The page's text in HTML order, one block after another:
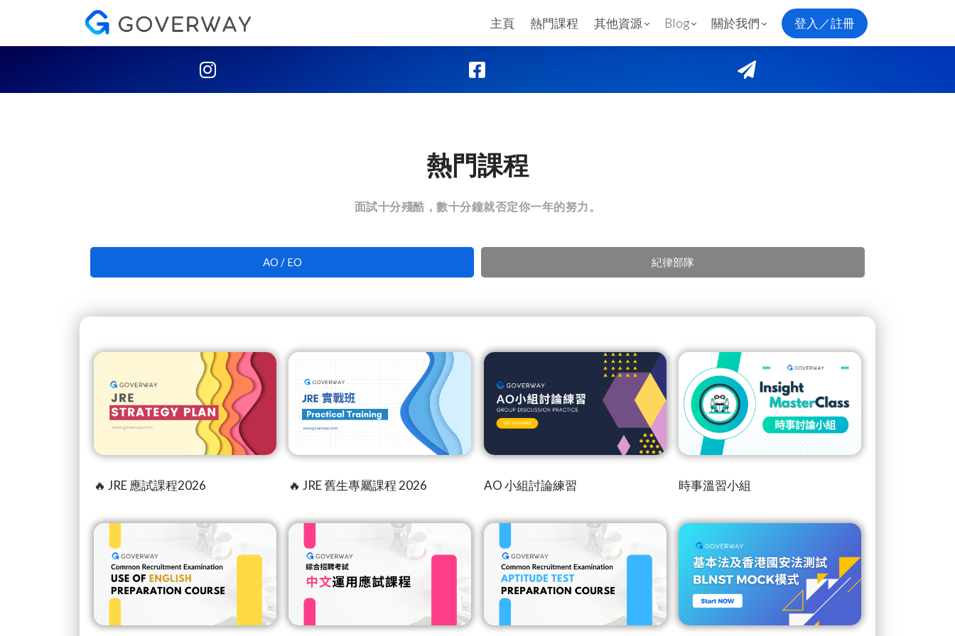
主頁 熱門課程 其他資源 Blog 關於我們 登入／註冊
熱門課程
面試十分殘酷，數十分鐘就否定你一年的努力。
AO / EO 紀律部隊
🔥 JRE 應試課程2026 🔥 JRE 舊生專屬課程 2026 AO 小組討論練習 時事溫習小組